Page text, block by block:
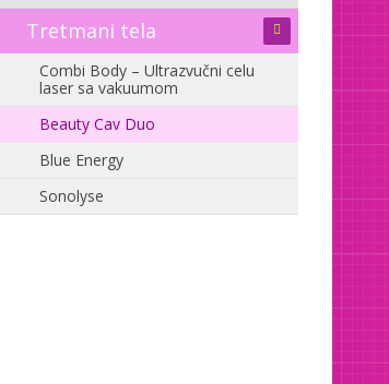
Tretmani tela
Combi Body – Ultrazvučni celu
laser sa vakuumom
Beauty Cav Duo
Blue Energy
Sonolyse